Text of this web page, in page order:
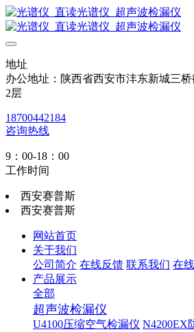
地址
办公地址：陕西省西安市沣东新城三
2层
18700442184
咨询热线
9：00-18：00
工作时间
西安赛普斯
西安赛普斯
网站首页
关于我们
公司简介 在线反馈 联系我们 在
产品展示
全部
超声波检漏仪
U4100压缩空气检漏仪 N4200EX